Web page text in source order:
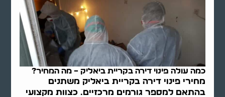
כמה עולה פינוי דירה בקריית ביאליק – מה המחיר?
מחירי פינוי דירה בקריית ביאליק משתנים
בהתאם למספר גורמים מרכזיים. כצוות מקצועי